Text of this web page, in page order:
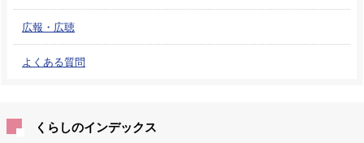
広報・広聴
よくある質問
くらしのインデックス